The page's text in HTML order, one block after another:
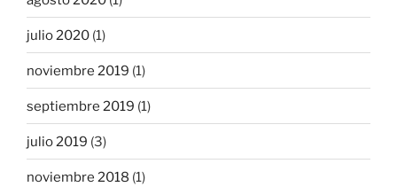
julio 2020 (1)
noviembre 2019 (1)
septiembre 2019 (1)
julio 2019 (3)
noviembre 2018 (1)